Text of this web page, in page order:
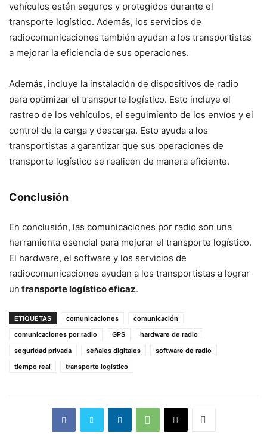
vehículos estén seguros y protegidos durante el
transporte logístico. Además, los servicios de
radiocomunicaciones también ayudan a los transportistas
a mejorar la eficiencia de sus operaciones.
Además, incluye la instalación de dispositivos de radio
para optimizar el transporte logístico. Esto incluye el
rastreo de los vehículos, el seguimiento de los envíos y el
control de la carga y descarga. Esto ayuda a los
transportistas a garantizar que sus operaciones de
transporte logístico se realicen de manera eficiente.
Conclusión
En conclusión, las comunicaciones por radio son una
herramienta esencial para mejorar el transporte logístico.
El hardware, el software y los servicios de
radiocomunicaciones ayudan a los transportistas a lograr
un transporte logístico eficaz.
ETIQUETAS comunicaciones
comunicación
comunicaciones por radio
GPS
hardware de radio
seguridad privada
señales digitales
software de radio
tiempo real
transporte logístico